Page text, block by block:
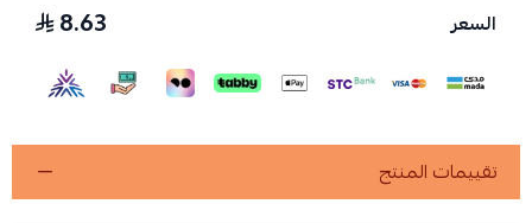
السعر 8.63
تقييمات المنتج